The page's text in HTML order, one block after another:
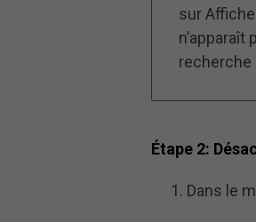
sur
recherche
Étape 2:
Dans le